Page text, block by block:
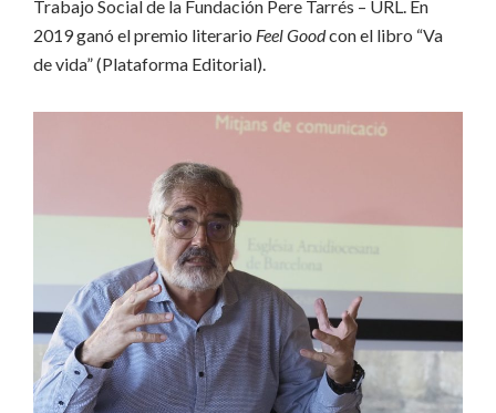
Trabajo Social de la Fundación Pere Tarrés – URL. En
2019 ganó el premio literario Feel Goodcon el libro “Va
de vida” (Plataforma Editorial).